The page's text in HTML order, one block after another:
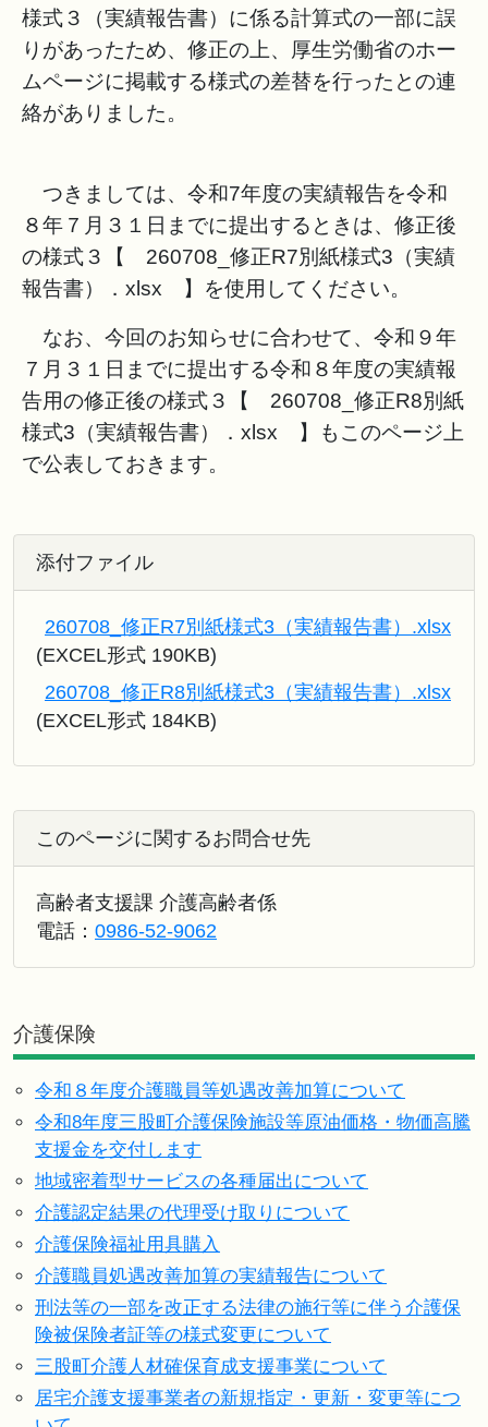
様式３（実績報告書）に係る計算式の一部に誤
りがあったため、修正の上、厚生労働省のホー
ムページに掲載する様式の差替を行ったとの連
絡がありました。
つきましては、令和7年度の実績報告を令和
８年７月３１日までに提出するときは、修正後
の様式３【 260708_修正R7別紙様式3（実績
報告書）．xlsx 】を使用してください。
なお、今回のお知らせに合わせて、令和９年
７月３１日までに提出する令和８年度の実績報
告用の修正後の様式３【 260708_修正R8別紙
様式3（実績報告書）．xlsx 】もこのページ上
で公表しておきます。
添付ファイル
260708_修正R7別紙様式3（実績報告書）.xlsx
(EXCEL形式 190KB)
260708_修正R8別紙様式3（実績報告書）.xlsx
(EXCEL形式 184KB)
このページに関するお問合せ先
高齢者支援課 介護高齢者係
電話： 0986-52-9062
介護保険
令和８年度介護職員等処遇改善加算について
令和8年度三股町介護保険施設等原油価格・物価高騰
支援金を交付します
地域密着型サービスの各種届出について
介護認定結果の代理受け取りについて
介護保険福祉用具購入
介護職員処遇改善加算の実績報告について
刑法等の一部を改正する法律の施行等に伴う介護保
険被保険者証等の様式変更について
三股町介護人材確保育成支援事業について
居宅介護支援事業者の新規指定・更新・変更等につ